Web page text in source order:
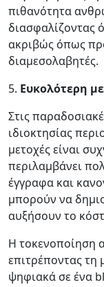
πιθανότητα
διασφαλίζοντας
ακριβώς όπως
διαμεσολαβητές.
5. Ευκολότερη
Στις
ιδιοκτησίας
μετοχές είναι
περιλαμβάνει
έγγραφα και
μπορούν να
αυξήσουν το
Η τοκενοποίηση
επιτρέποντας τη
ψηφιακά σε ένα